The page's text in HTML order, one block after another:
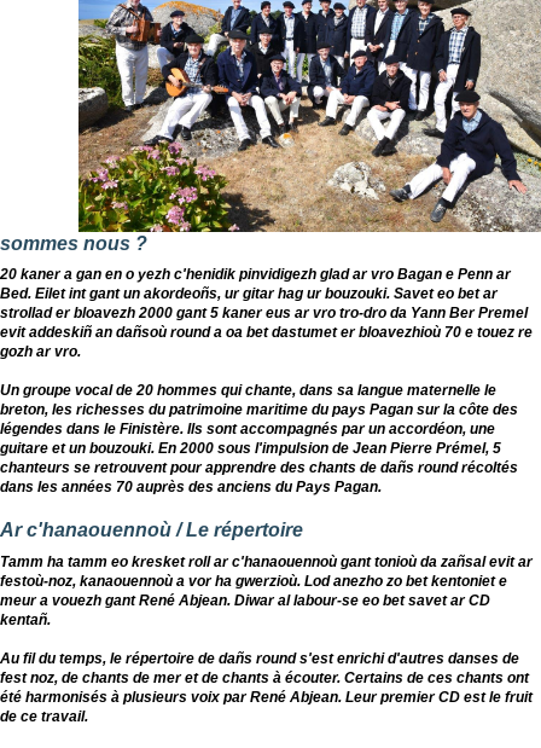
sommes nous ?
20 kaner a gan en o yezh c'henidik pinvidigezh glad ar vro Bagan e Penn ar
Bed. Eilet int gant un akordeoñs, ur gitar hag ur bouzouki. Savet eo bet ar
strollad er bloavezh 2000 gant 5 kaner eus ar vro tro-dro da Yann Ber Premel
evit addeskiñ an dañsoù round a oa bet dastumet er bloavezhioù 70 e touez re
gozh ar vro.
Un groupe vocal de 20 hommes qui chante, dans sa langue maternelle le
breton, les richesses du patrimoine maritime du pays Pagan sur la côte des
légendes dans le Finistère. Ils sont accompagnés par un accordéon, une
guitare et un bouzouki. En 2000 sous l'impulsion de Jean Pierre Prémel, 5
chanteurs se retrouvent pour apprendre des chants de dañs round récoltés
dans les années 70 auprès des anciens du Pays Pagan.
Ar c'hanaouennoù /Le répertoire
Tamm ha tamm eo kresket roll ar c'hanaouennoù gant tonioù da zañsal evit ar
festoù-noz, kanaouennoù a vor ha gwerzioù. Lod anezho zo bet kentoniet e
meur a vouezh gantRené Abjean. Diwar al labour-se eo bet savet ar CD
kentañ.
Au fil du temps, le répertoire de dañs round s'est enrichi d'autres danses de
fest noz, de chants de mer et de chants à écouter. Certains de ces chants ont
été harmonisés à plusieurs voix parRené Abjean. Leur premier CD est le fruit
de ce travail.